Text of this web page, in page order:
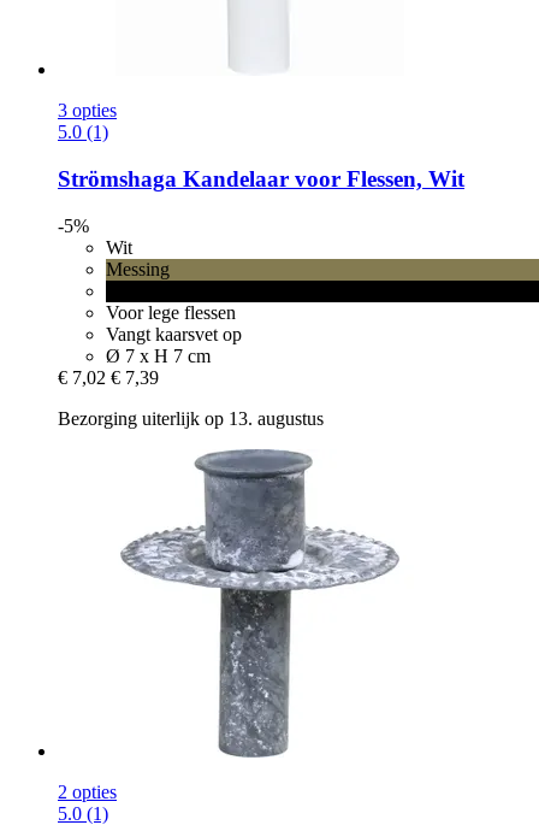
3 opties
5.0 (1)
Strömshaga Kandelaar voor Flessen, Wit
-5%
Wit
Messing
Voor lege flessen
Vangt kaarsvet op
Ø 7 x H 7 cm
€ 7,02 € 7,39
Bezorging uiterlijk op 13. augustus
2 opties
5.0 (1)